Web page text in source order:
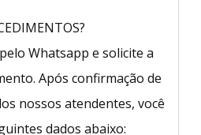
Whatsapp e solicite a
Após confirmação de
nossos atendentes, você
dados abaixo: